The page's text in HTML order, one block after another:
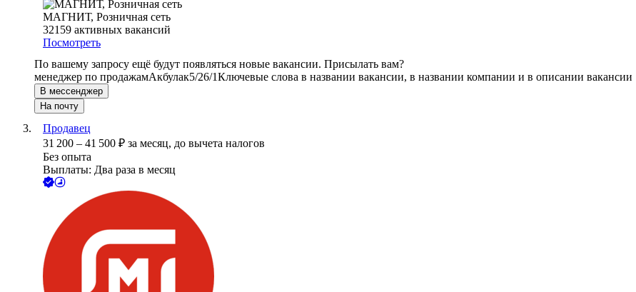
МАГНИТ, Розничная сеть
32159 активных вакансий
Посмотреть
По вашему запросу ещё будут появляться новые вакансии. Присылать вам?
менеджер по продажамАкбулак5/26/1Ключевые слова в названии вакансии, в названии компании и в описании вакансии
В мессенджер
На почту
Продавец
31 200 – 41 500 ₽ за месяц, до вычета налогов
Без опыта
Выплаты: Два раза в месяц